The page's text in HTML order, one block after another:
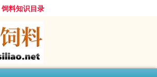
饲料知识目录